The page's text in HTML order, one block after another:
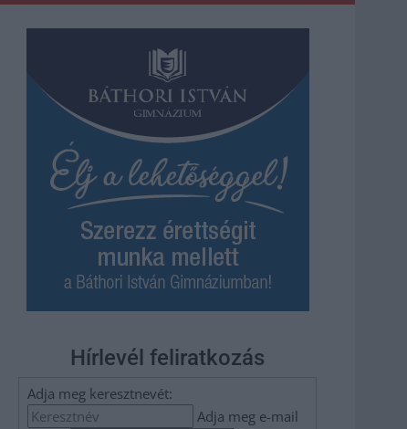
Hírlevél feliratkozás
Adja meg keresztnevét:
Adja meg e-mail